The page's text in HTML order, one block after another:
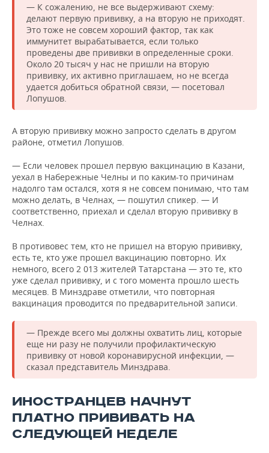
— К сожалению, не все выдерживают схему:
делают первую прививку, а на вторую не приходят.
Это тоже не совсем хороший фактор, так как
иммунитет вырабатывается, если только
проведены две прививки в определенные сроки.
Около 20 тысяч у нас не пришли на вторую
прививку, их активно приглашаем, но не всегда
удается добиться обратной связи, — посетовал
Лопушов.
А вторую прививку можно запросто сделать в другом
районе, отметил Лопушов.
— Если человек прошел первую вакцинацию в Казани,
уехал в Набережные Челны и по каким-то причинам
надолго там остался, хотя я не совсем понимаю, что там
можно делать, в Челнах, — пошутил спикер. — И
соответственно, приехал и сделал вторую прививку в
Челнах.
В противовес тем, кто не пришел на вторую прививку,
есть те, кто уже прошел вакцинацию повторно. Их
немного, всего 2 013 жителей Татарстана — это те, кто
уже сделал прививку, и с того момента прошло шесть
месяцев. В Минздраве отметили, что повторная
вакцинация проводится по предварительной записи.
— Прежде всего мы должны охватить лиц, которые
еще ни разу не получили профилактическую
прививку от новой коронавирусной инфекции, —
сказал представитель Минздрава.
ИНОСТРАНЦЕВ НАЧНУТ
ПЛАТНО ПРИВИВАТЬ НА
СЛЕДУЮЩЕЙ НЕДЕЛЕ